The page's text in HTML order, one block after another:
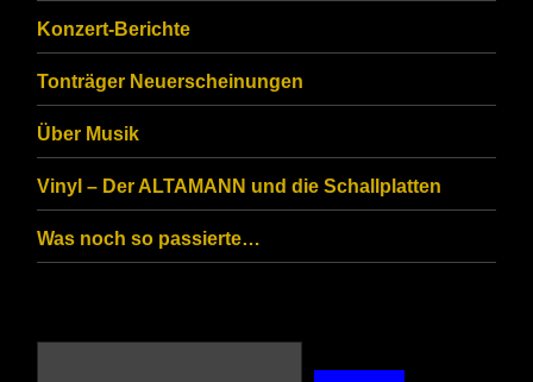
you
are
human.
Konzert-Berichte
Tonträger Neuerscheinungen
Über Musik
Vinyl – Der ALTAMANN und die Schallplatten
Was noch so passierte…